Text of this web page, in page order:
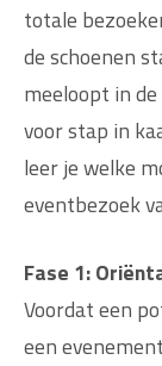
totale
de schoenen
meeloopt in
voor stap in
leer je welke
eventbezoek
Fase 1:
Voordat een
een